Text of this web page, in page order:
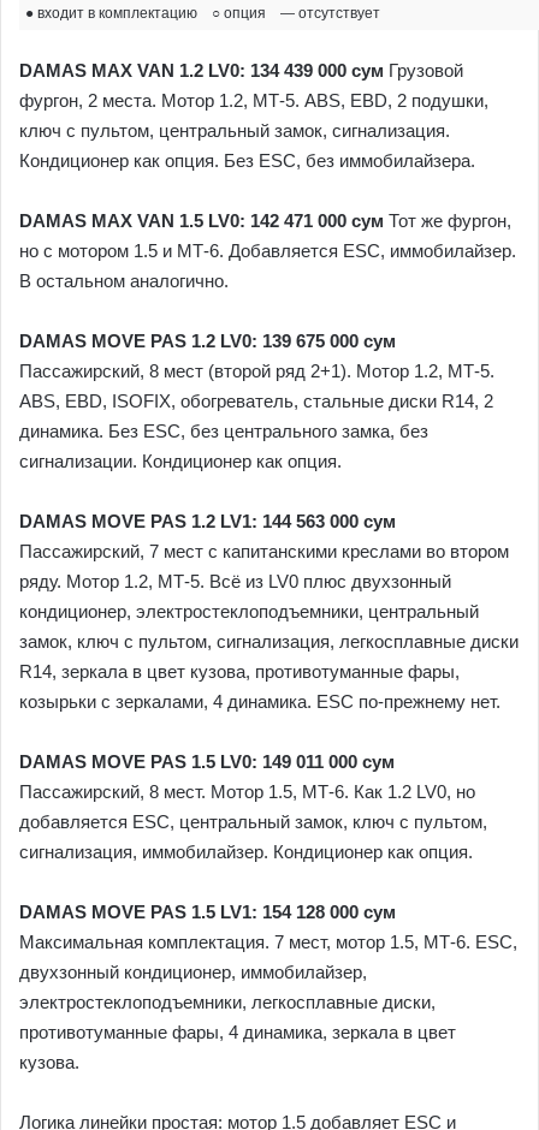
● входит в комплектацию ○ опция — отсутствует
DAMAS MAX VAN 1.2 LV0: 134 439 000 сум Грузовой
фургон, 2 места. Мотор 1.2, МТ-5. ABS, EBD, 2 подушки,
ключ с пультом, центральный замок, сигнализация.
Кондиционер как опция. Без ESC, без иммобилайзера.
DAMAS MAX VAN 1.5 LV0: 142 471 000 сум Тот же фургон,
но с мотором 1.5 и МТ-6. Добавляется ESC, иммобилайзер.
В остальном аналогично.
DAMAS MOVE PAS 1.2 LV0: 139 675 000 сум
Пассажирский, 8 мест (второй ряд 2+1). Мотор 1.2, МТ-5.
ABS, EBD, ISOFIX, обогреватель, стальные диски R14, 2
динамика. Без ESC, без центрального замка, без
сигнализации. Кондиционер как опция.
DAMAS MOVE PAS 1.2 LV1: 144 563 000 сум
Пассажирский, 7 мест с капитанскими креслами во втором
ряду. Мотор 1.2, МТ-5. Всё из LV0 плюс двухзонный
кондиционер, электростеклоподъемники, центральный
замок, ключ с пультом, сигнализация, легкосплавные диски
R14, зеркала в цвет кузова, противотуманные фары,
козырьки с зеркалами, 4 динамика. ESC по-прежнему нет.
DAMAS MOVE PAS 1.5 LV0: 149 011 000 сум
Пассажирский, 8 мест. Мотор 1.5, МТ-6. Как 1.2 LV0, но
добавляется ESC, центральный замок, ключ с пультом,
сигнализация, иммобилайзер. Кондиционер как опция.
DAMAS MOVE PAS 1.5 LV1: 154 128 000 сум
Максимальная комплектация. 7 мест, мотор 1.5, МТ-6. ESC,
двухзонный кондиционер, иммобилайзер,
электростеклоподъемники, легкосплавные диски,
противотуманные фары, 4 динамика, зеркала в цвет
кузова.
Логика линейки простая: мотор 1.5 добавляет ESC и